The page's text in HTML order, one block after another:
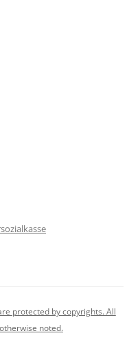
protected by copyrights. All
noted.